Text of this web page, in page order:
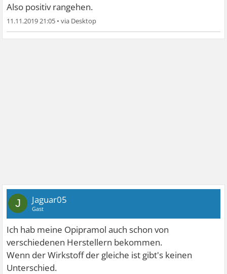
Also positiv rangehen.
11.11.2019 21:05 •
J Jaguar05
Gast
Ich hab meine Opipramol auch schon von
verschiedenen Herstellern bekommen.
Wenn der Wirkstoff der gleiche ist gibt's keinen
Unterschied.